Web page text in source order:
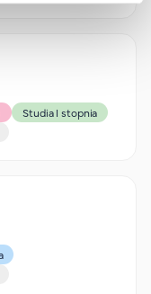
Studia I stopnia